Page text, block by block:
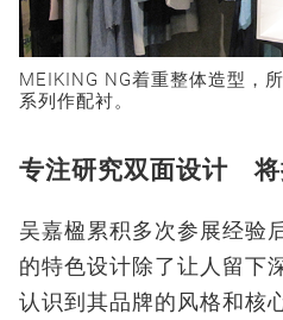
MEIKING NG着重整体造型，
系列作配衬。
专注研究双面设计 将
吴嘉楹累积多次参展经验
的特色设计除了让人留下
认识到其品牌的风格和核